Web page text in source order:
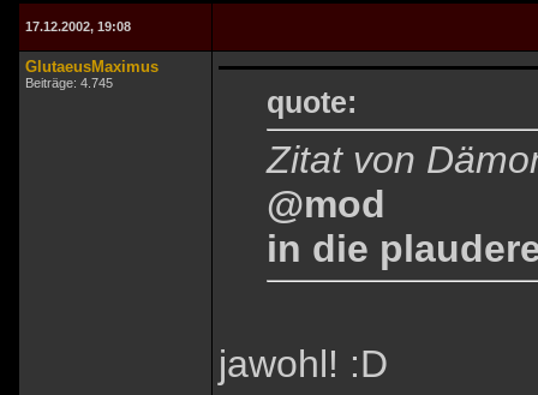
17.12.2002, 19:08
GlutaeusMaximus
Beiträge: 4.745
quote:
Zitat von
@mod
in die
jawohl! :D